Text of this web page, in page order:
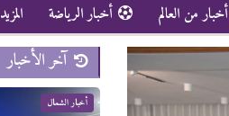
أخبار من العالم أخبار الرياضة المزيد
آخر الأخبار
أخبار الشمال